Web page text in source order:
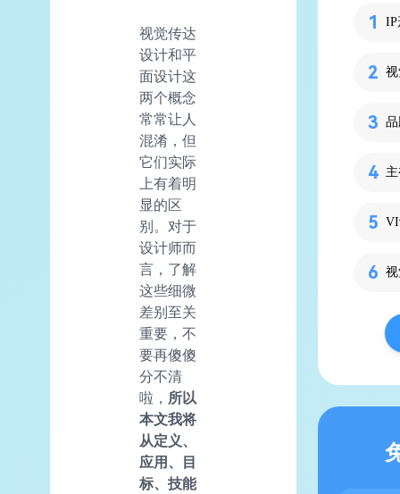
视觉传达
设计和平
面设计这
两个概念
常常让人
混淆，但
它们实际
上有着明
显的区
别。对于
设计师而
言，了解
这些细微
差别至关
重要，不
要再傻傻
分不清
啦， 所以
本文我将
从定义、
应用、目
标、技能
VI